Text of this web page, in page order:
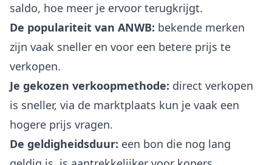
saldo, hoe meer je ervoor terugkrijgt.
De populariteit van ANWB: bekende merken
zijn vaak sneller en voor een betere prijs te
verkopen.
Je gekozen verkoopmethode: direct verkopen
is sneller, via de marktplaats kun je vaak een
hogere prijs vragen.
De geldigheidsduur: een bon die nog lang